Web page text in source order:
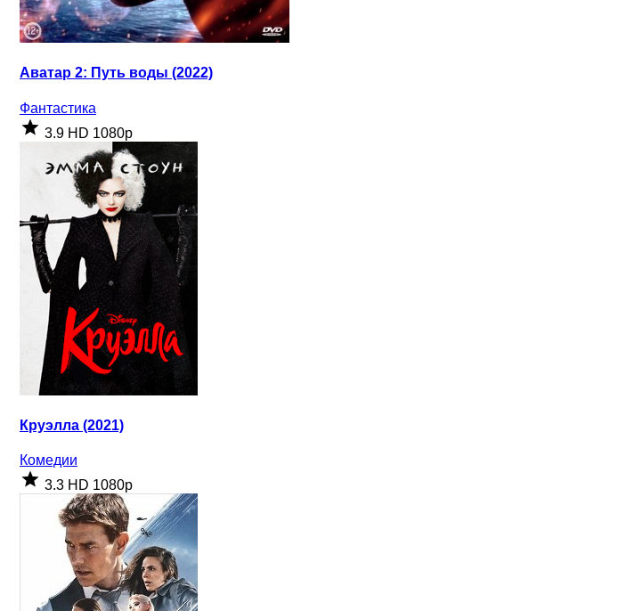
Аватар 2: Путь воды (2022)
Фантастика
3.9 HD 1080p
Круэлла (2021)
Комедии
3.3 HD 1080p